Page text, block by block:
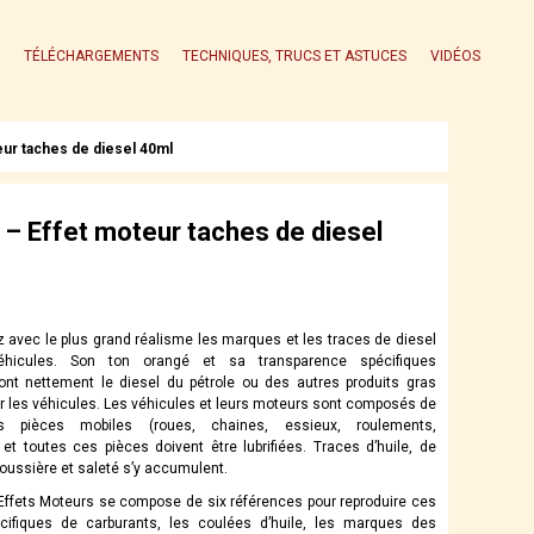
TÉLÉCHARGEMENTS TECHNIQUES, TRUCS ET ASTUCES VIDÉOS
taches de diesel 40ml
Effet moteur taches de diesel
avec le plus grand réalisme les marques et les traces de diesel
Son ton orangé et sa transparence spécifiques
nettement le diesel du pétrole ou des autres produits gras
les véhicules. Les véhicules et leurs moteurs sont composés de
pièces mobiles (roues, chaines, essieux, roulements,
toutes ces pièces doivent être lubrifiées. Traces d’huile, de
et saleté s’y accumulent.
Moteurs se compose de six références pour reproduire ces
de carburants, les coulées d’huile, les marques des